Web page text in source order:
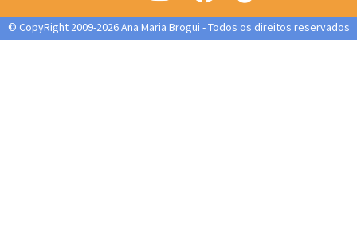
© CopyRight 2009-2026 Ana Maria Brogui - Todos os direitos reservados